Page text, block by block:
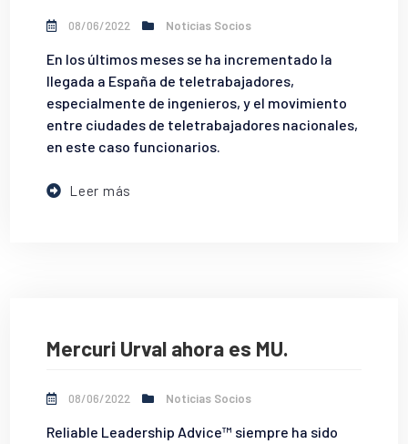
08/06/2022 Noticias Socios
En los últimos meses se ha incrementado la
llegada a España de teletrabajadores,
especialmente de ingenieros, y el movimiento
entre ciudades de teletrabajadores nacionales,
en este caso funcionarios.
Leer más
Mercuri Urval ahora es MU.
08/06/2022 Noticias Socios
Reliable Leadership Advice™ siempre ha sido